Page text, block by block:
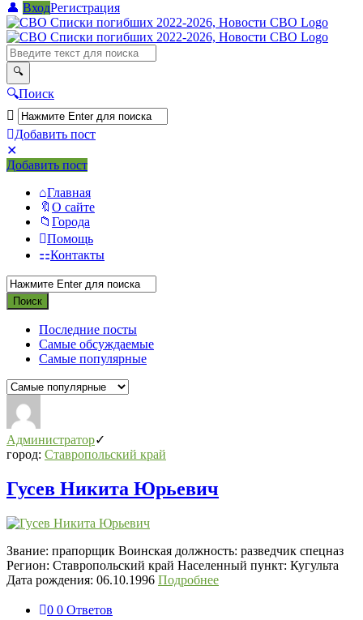
ВходРегистрация
СВО
Списки
погибших
2022-
2026,
Новости
СВО
Поиск
Добавить пост
Мобильное
меню
Добавить пост
Главная
О сайте
Города
Помощь
Контакты
Последние посты
Самые обсуждаемые
Самые популярные
СВО
Списки
погибших
2026,
Новости
СВО
Последний
Посты
Администратор
город: Ставропольский край
Гусев Никита Юрьевич
Звание: прапорщик Воинская должность: разведчик спецназ
Регион: Ставропольский край Населенный пункт: Кугульта
Дата рождения: 06.10.1996 Подробнее
0 0 Ответов